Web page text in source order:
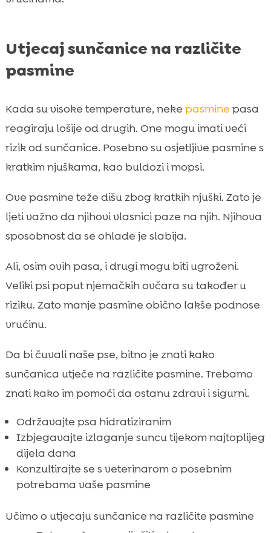
Utjecaj sunčanice na različite
pasmine
Kada su visoke temperature, neke pasmine pasa
reagiraju lošije od drugih. One mogu imati veći
rizik od sunčanice. Posebno su osjetljive pasmine s
kratkim njuškama, kao buldozi i mopsi.
Ove pasmine teže dišu zbog kratkih njuški. Zato je
ljeti važno da njihovi vlasnici paze na njih. Njihova
sposobnost da se ohlade je slabija.
Ali, osim ovih pasa, i drugi mogu biti ugroženi.
Veliki psi poput njemačkih ovčara su također u
riziku. Zato manje pasmine obično lakše podnose
vrućinu.
Da bi čuvali naše pse, bitno je znati kako
sunčanica utječe na različite pasmine. Trebamo
znati kako im pomoći da ostanu zdravi i sigurni.
Održavajte psa hidratiziranim
Izbjegavajte izlaganje suncu tijekom najtoplijeg
dijela dana
Konzultirajte se s veterinarom o posebnim
potrebama vaše pasmine
Učimo o utjecaju sunčanice na različite pasmine